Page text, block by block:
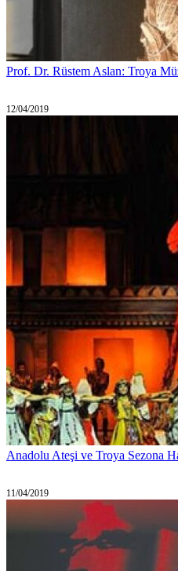
Prof. Dr. Rüstem Aslan: Troya
12/04/2019
Anadolu Ateşi ve Troya Sezona
11/04/2019